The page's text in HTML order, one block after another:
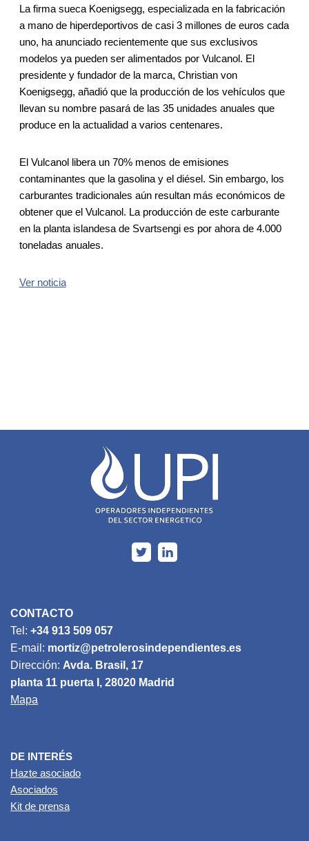
La firma sueca Koenigsegg, especializada en la fabricación
a mano de hiperdeportivos de casi 3 millones de euros cada
uno, ha anunciado recientemente que sus exclusivos
modelos ya pueden ser alimentados por Vulcanol. El
presidente y fundador de la marca, Christian von
Koenigsegg, añadió que la producción de los vehículos que
llevan su nombre pasará de las 35 unidades anuales que
produce en la actualidad a varios centenares.
El Vulcanol libera un 70% menos de emisiones
contaminantes que la gasolina y el diésel. Sin embargo, los
carburantes tradicionales aún resultan más económicos de
obtener que el Vulcanol. La producción de este carburante
en la planta islandesa de Svartsengi es por ahora de 4.000
toneladas anuales.
Ver noticia
CONTACTO
Tel: +34 913 509 057
E-mail: mortiz@petrolerosindependientes.es
Dirección: Avda. Brasil, 17
planta 11 puerta I, 28020 Madrid
Mapa
DE INTERÉS
Hazte asociado
Asociados
Kit de prensa